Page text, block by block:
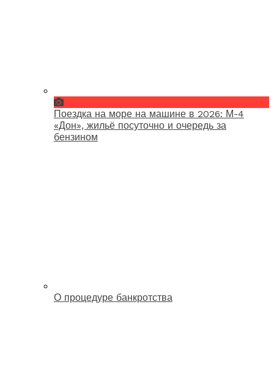
Поездка на море на машине в 2026: М-4
«Дон», жильё посуточно и очередь за
бензином
О процедуре банкротства